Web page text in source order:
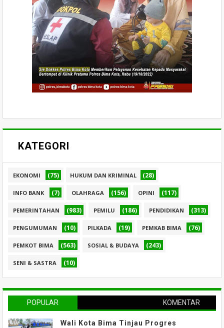
KATEGORI
EKONOMI (75) HUKUM DAN KRIMINAL (28)
INFO BANK (7) OLAHRAGA (156) OPINI (117)
PEMERINTAHAN (983) PEMILU (186) PENDIDIKAN (313)
PENGUMUMAN (10) PILKADA (19) PEMKAB BIMA (76)
PEMKOT BIMA (563) SOSIAL & BUDAYA (243)
SENI & SASTRA (10)
POPULAR KOMENTAR
Wali Kota Bima Tinjau Progres